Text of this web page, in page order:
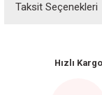
Taksit Seçenekleri
Hızlı Kargo